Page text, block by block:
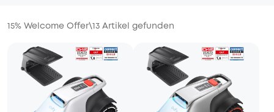
15% Welcome Offer\13 Artikel gefunden